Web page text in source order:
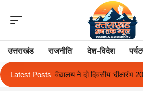
उत्तराखंड राजनीति देश-विदेश
Latest Posts
‘दीक्षारंभ 2026’ ओरिएंटेशन कार्यक्रम का किया